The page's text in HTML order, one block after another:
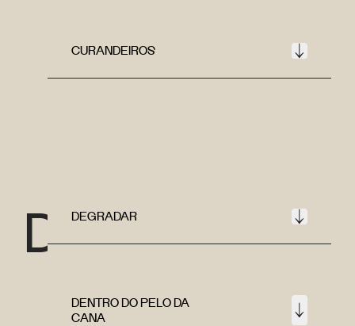
CURANDEIROS
D DEGRADAR
DENTRO DO PELO DA
CANA